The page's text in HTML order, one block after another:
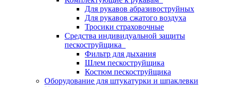
Для рукавов абразивоструйных
Для рукавов сжатого воздуха
Тросики страховочные
Средства индивидуальной защиты
пескоструйщика
Фильтр для дыхания
Шлем пескоструйщика
Костюм пескоструйщика
Оборудование для штукатурки и шпаклевки